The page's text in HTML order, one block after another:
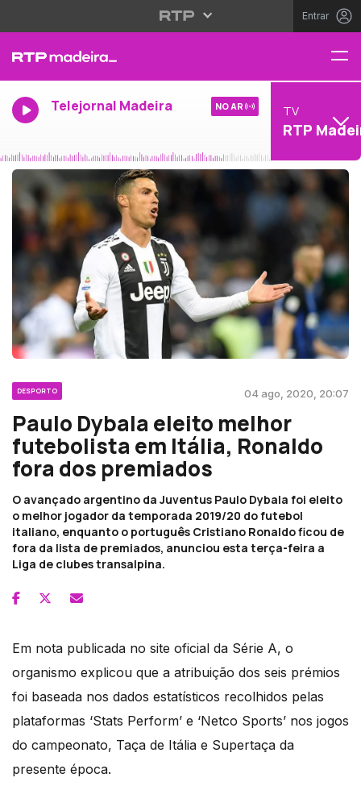
Entrar
Telejornal Madeira NO AR TV
RTP
DESPORTO 04 ago, 2020, 20:07
Paulo Dybala eleito melhor
futebolista em Itália, Ronaldo
fora dos premiados
O avançado argentino da Juventus Paulo Dybala foi eleito
o melhor jogador da temporada 2019/20 do futebol
italiano, enquanto o português Cristiano Ronaldo ficou de
fora da lista de premiados, anunciou esta terça-feira a
Liga de clubes transalpina.
Em nota publicada no site oficial da Série A, o
organismo explicou que a atribuição dos seis prémios
foi baseada nos dados estatísticos recolhidos pelas
plataformas ‘Stats Perform’ e ‘Netco Sports’ nos jogos
do campeonato, Taça de Itália e Supertaça da
presente época.